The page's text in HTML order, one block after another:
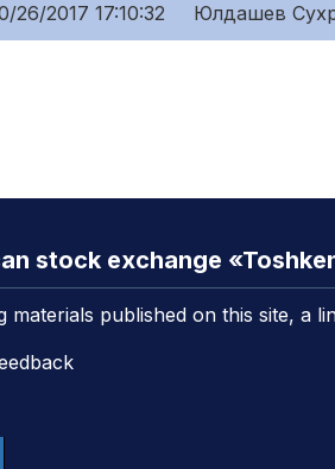
26/2017 17:10:32 Юлдашев
stock exchange
materials published on this site, a